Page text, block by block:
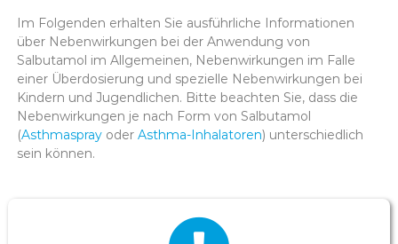
Im Folgenden erhalten Sie ausführliche Informationen
über Nebenwirkungen bei der Anwendung von
Salbutamol im Allgemeinen, Nebenwirkungen im Falle
einer Überdosierung und spezielle Nebenwirkungen bei
Kindern und Jugendlichen. Bitte beachten Sie, dass die
Nebenwirkungen je nach Form von Salbutamol
(Asthmasprayoder Asthma-Inhalatoren) unterschiedlich
sein können.